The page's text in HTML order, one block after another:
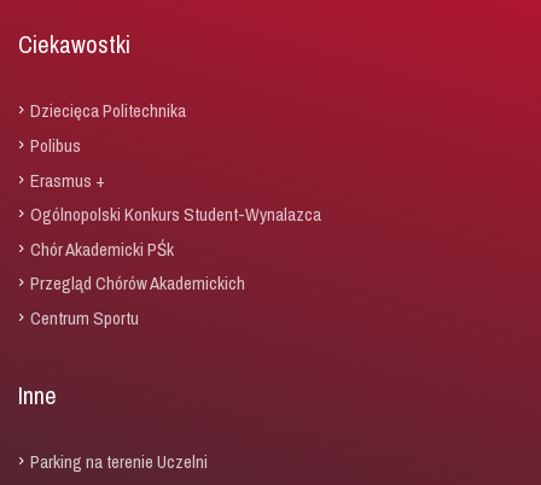
Ciekawostki
Dziecięca Politechnika
Polibus
Erasmus +
Ogólnopolski Konkurs Student-Wynalazca
Chór Akademicki PŚk
Przegląd Chórów Akademickich
Centrum Sportu
Inne
Parking na terenie Uczelni